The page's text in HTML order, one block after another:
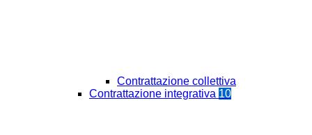
Contrattazione collettiva
Contrattazione integrativa 10